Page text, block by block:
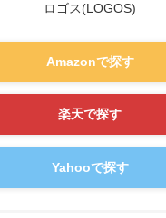
ロゴス(LOGOS)
Amazonで探す
楽天で探す
Yahooで探す